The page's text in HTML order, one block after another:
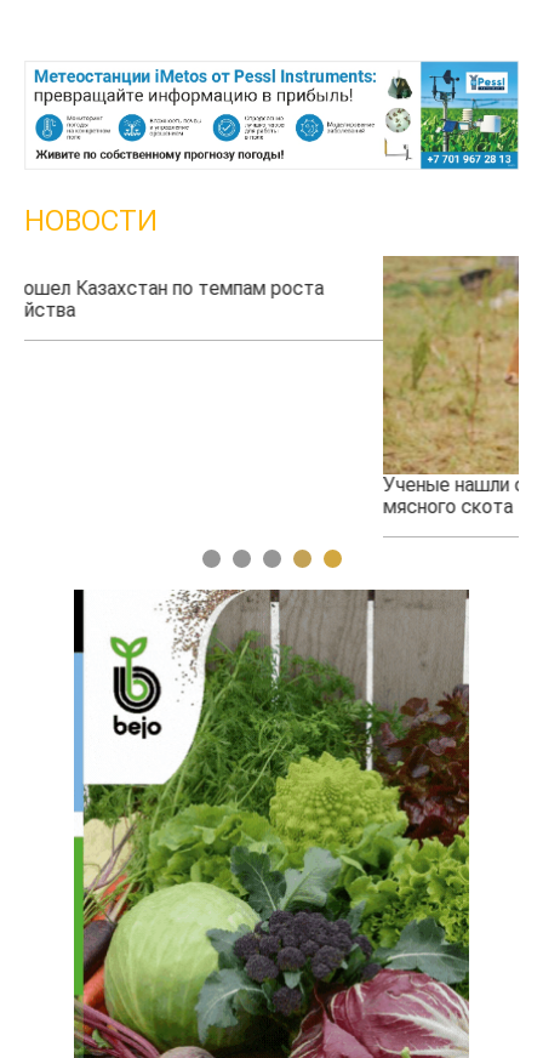
НОВОСТИ
Ученые нашли способ повысить продуктивность
1 2 3 4 5